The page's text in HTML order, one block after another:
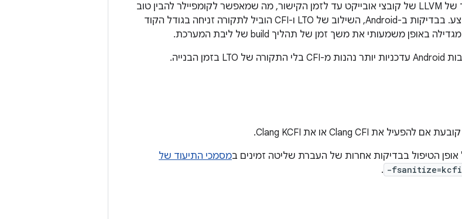
הקישור שומרת את ייצוג הביטקוד של LLVM של קובצי אובייקט עד לזמן הקישור, מה שמאפשר לקומפיילר להבין טוב
יותר אילו אופטימיזציות אפשר לבצע. בבדיקות ב-Android, השילוב של LTO ו-CFI הוביל לתקורה זניחה בגודל הקוד
קובעת אם להפעיל את Clang CFI או את Clang KCFI.
מסמכי התיעוד של
-fsanitize=kcfi
.